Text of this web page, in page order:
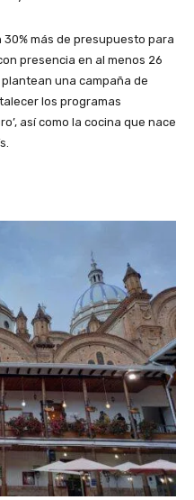
más de presupuesto para
presencia en al menos 26
una campaña de
los programas
así como la cocina que nace